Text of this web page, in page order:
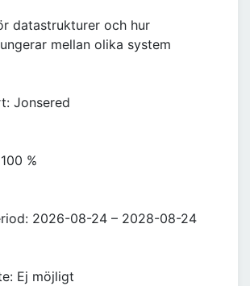
datastrukturer och hur
mellan olika system
Jonsered
%
2026-08-24 – 2028-08-24
Ej möjligt